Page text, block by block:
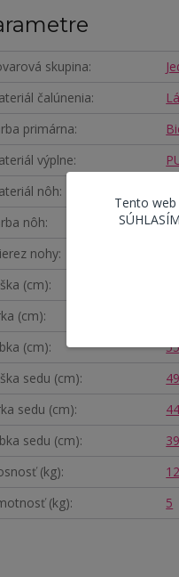
skupina
čalúnenia
primárna
výplne
nôh
nôh
nohy
(cm)
(cm)
(cm)
sedu (cm)
49
sedu (cm)
44
sedu (cm)
39
(kg)
(kg)
5
Tento